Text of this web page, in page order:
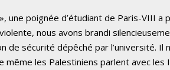
une poignée d’étudiant de Paris-VIII a
nous avons brandi
de sécurité dépêché par l’université. Il
les Palestiniens parlent avec les